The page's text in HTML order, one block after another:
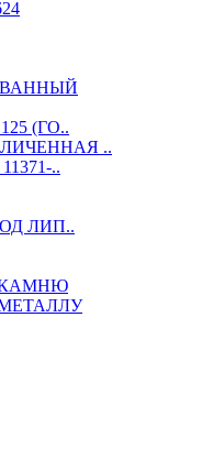
(ГО..
..
..
ЛИП..
КАМНЮ